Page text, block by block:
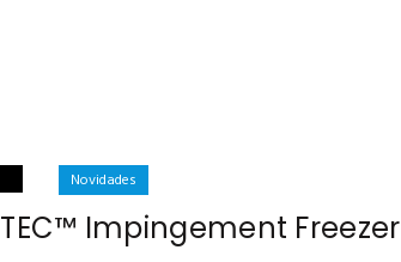
Novidades
Impingement Freezer